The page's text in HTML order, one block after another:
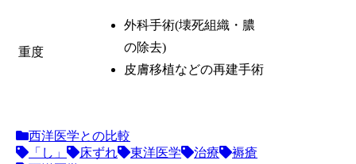
重度
外科手術(壊死組織・膿
の除去)
皮膚移植などの再建手術
西洋医学との比較
「し」
床ずれ 東洋医学 治療
褥瘡